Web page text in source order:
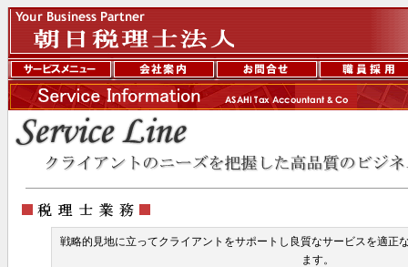
戦略的見地に立ってクライアントをサポートし良質なサービスを適正
ます。